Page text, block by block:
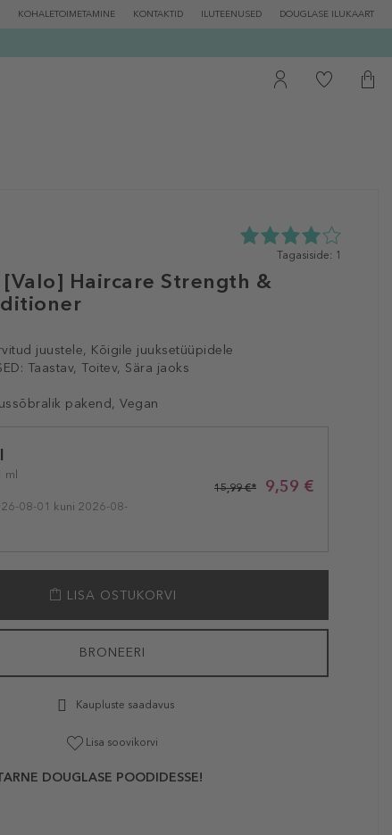
KOHALETOIMETAMINE KONTAKTID ILUTEENUSED DOUGLASE ILUKAART
[Valo] Haircare Strength &
juustele, Kõigile juuksetüüpidele
Taastav, Toitev, Sära jaoks
pakend, Vegan
4.0
Tagasiside: 1
ml
08-01 kuni 2026-08-
9,59 €
15,99 €*
LISA OSTUKORVI
BRONEERI
Kaupluste saadavus
Lisa soovikorvi
DOUGLASE POODIDESSE!